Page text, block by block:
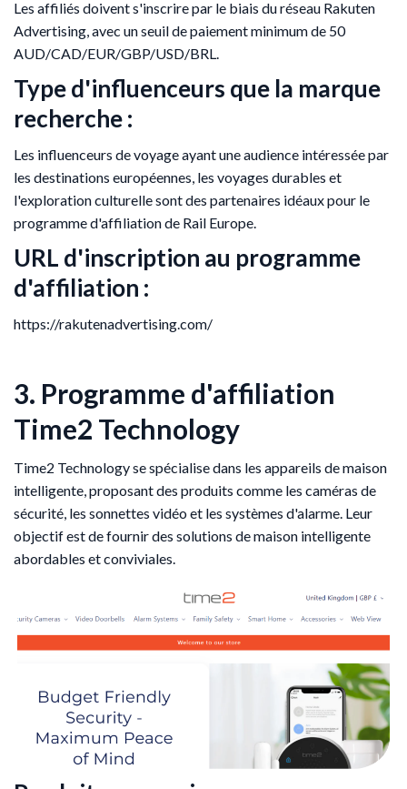
Les affiliés doivent s'inscrire par le biais du réseau Rakuten
Advertising, avec un seuil de paiement minimum de 50
AUD/CAD/EUR/GBP/USD/BRL.
Type d'influenceurs que la marque
recherche :
Les influenceurs de voyage ayant une audience intéressée par
les destinations européennes, les voyages durables et
l'exploration culturelle sont des partenaires idéaux pour le
programme d'affiliation de Rail Europe.
URL d'inscription au programme
d'affiliation :
https://rakutenadvertising.com/
3. Programme d'affiliation
Time2 Technology
Time2 Technology se spécialise dans les appareils de maison
intelligente, proposant des produits comme les caméras de
sécurité, les sonnettes vidéo et les systèmes d'alarme. Leur
objectif est de fournir des solutions de maison intelligente
abordables et conviviales.